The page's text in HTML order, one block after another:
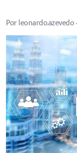
Porleonardo.azevedo